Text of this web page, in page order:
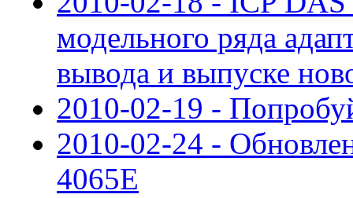
модельного ряда
вывода и выпуске
2010-02-19 -
2010-02-24 -
4065E